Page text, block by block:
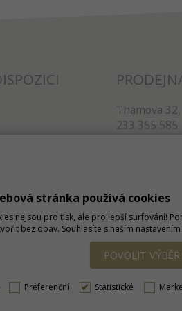
Thámova
233 355 585
stránka používá cookies
nejsou pro tisk, ale pro lepší surfování!
bez obav. Souhlasíte s naším
POVOLIT VÝBĚR
Preferenční Statistické